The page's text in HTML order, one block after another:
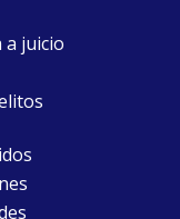
a juicio